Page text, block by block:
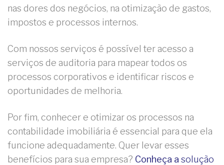
nas dores dos negócios, na otimização de gastos,
impostos e processos internos.
Com nossos serviços é possível ter acesso a
serviços de auditoria para mapear todos os
processos corporativos e identificar riscos e
oportunidades de melhoria.
Por fim, conhecer e otimizar os processos na
contabilidade imobiliária é essencial para que ela
funcione adequadamente. Quer levar esses
benefícios para sua empresa? Conheça a solução